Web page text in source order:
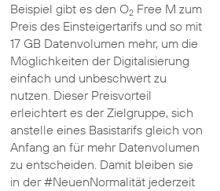
Beispiel gibt es den O2Free M zum
Preis des Einsteigertarifs und so mit
17 GB Datenvolumen mehr, um die
Möglichkeiten der Digitalisierung
einfach und unbeschwert zu
nutzen. Dieser Preisvorteil
erleichtert es der Zielgruppe, sich
anstelle eines Basistarifs gleich von
Anfang an für mehr Datenvolumen
zu entscheiden. Damit bleiben sie
in der #NeuenNormalität jederzeit